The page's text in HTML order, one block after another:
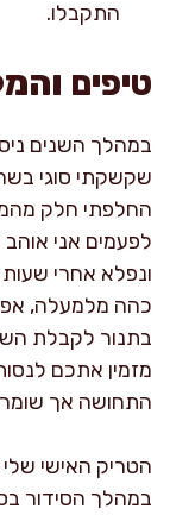
התקבלו.
טיפים
במהלך השנים
שקשקתי סוגי
החלפתי חלק
לפעמים אני
ונפלא אחרי
כהה מלמעלה,
בתנור לקבלת
מזמין אתכם
התחושה אך שומר
הטריק האישי
במהלך הסידור